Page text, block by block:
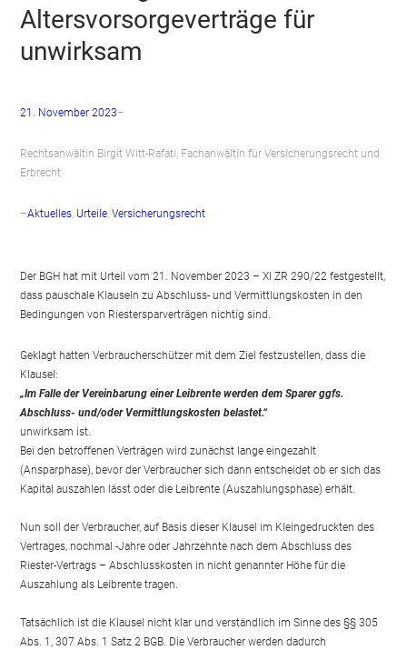
Altersvorsorgeverträge für
unwirksam
21. November 2023–
Rechtsanwältin Birgit Witt-Rafati, Fachanwältin für Versicherungsrecht und
Erbrecht
–Aktuelles, Urteile, Versicherungsrecht
Der BGH hat mit Urteil vom 21. November 2023 – XI ZR 290/22 festgestellt,
dass pauschale Klauseln zu Abschluss- und Vermittlungskosten in den
Bedingungen von Riestersparverträgen nichtig sind.
Geklagt hatten Verbraucherschützer mit dem Ziel festzustellen, dass die
Klausel:
„Im Falle der Vereinbarung einer Leibrente werden dem Sparer ggfs.
Abschluss- und/oder Vermittlungskosten belastet.“
unwirksam ist.
Bei den betroffenen Verträgen wird zunächst lange eingezahlt
(Ansparphase), bevor der Verbraucher sich dann entscheidet ob er sich das
Kapital auszahlen lässt oder die Leibrente (Auszahlungsphase) erhält.
Nun soll der Verbraucher, auf Basis dieser Klausel im Kleingedruckten des
Vertrages, nochmal -Jahre oder Jahrzehnte nach dem Abschluss des
Riester-Vertrags – Abschlusskosten in nicht genannter Höhe für die
Auszahlung als Leibrente tragen.
Tatsächlich ist die Klausel nicht klar und verständlich im Sinne des §§ 305
Abs. 1, 307 Abs. 1 Satz 2 BGB. Die Verbraucher werden dadurch